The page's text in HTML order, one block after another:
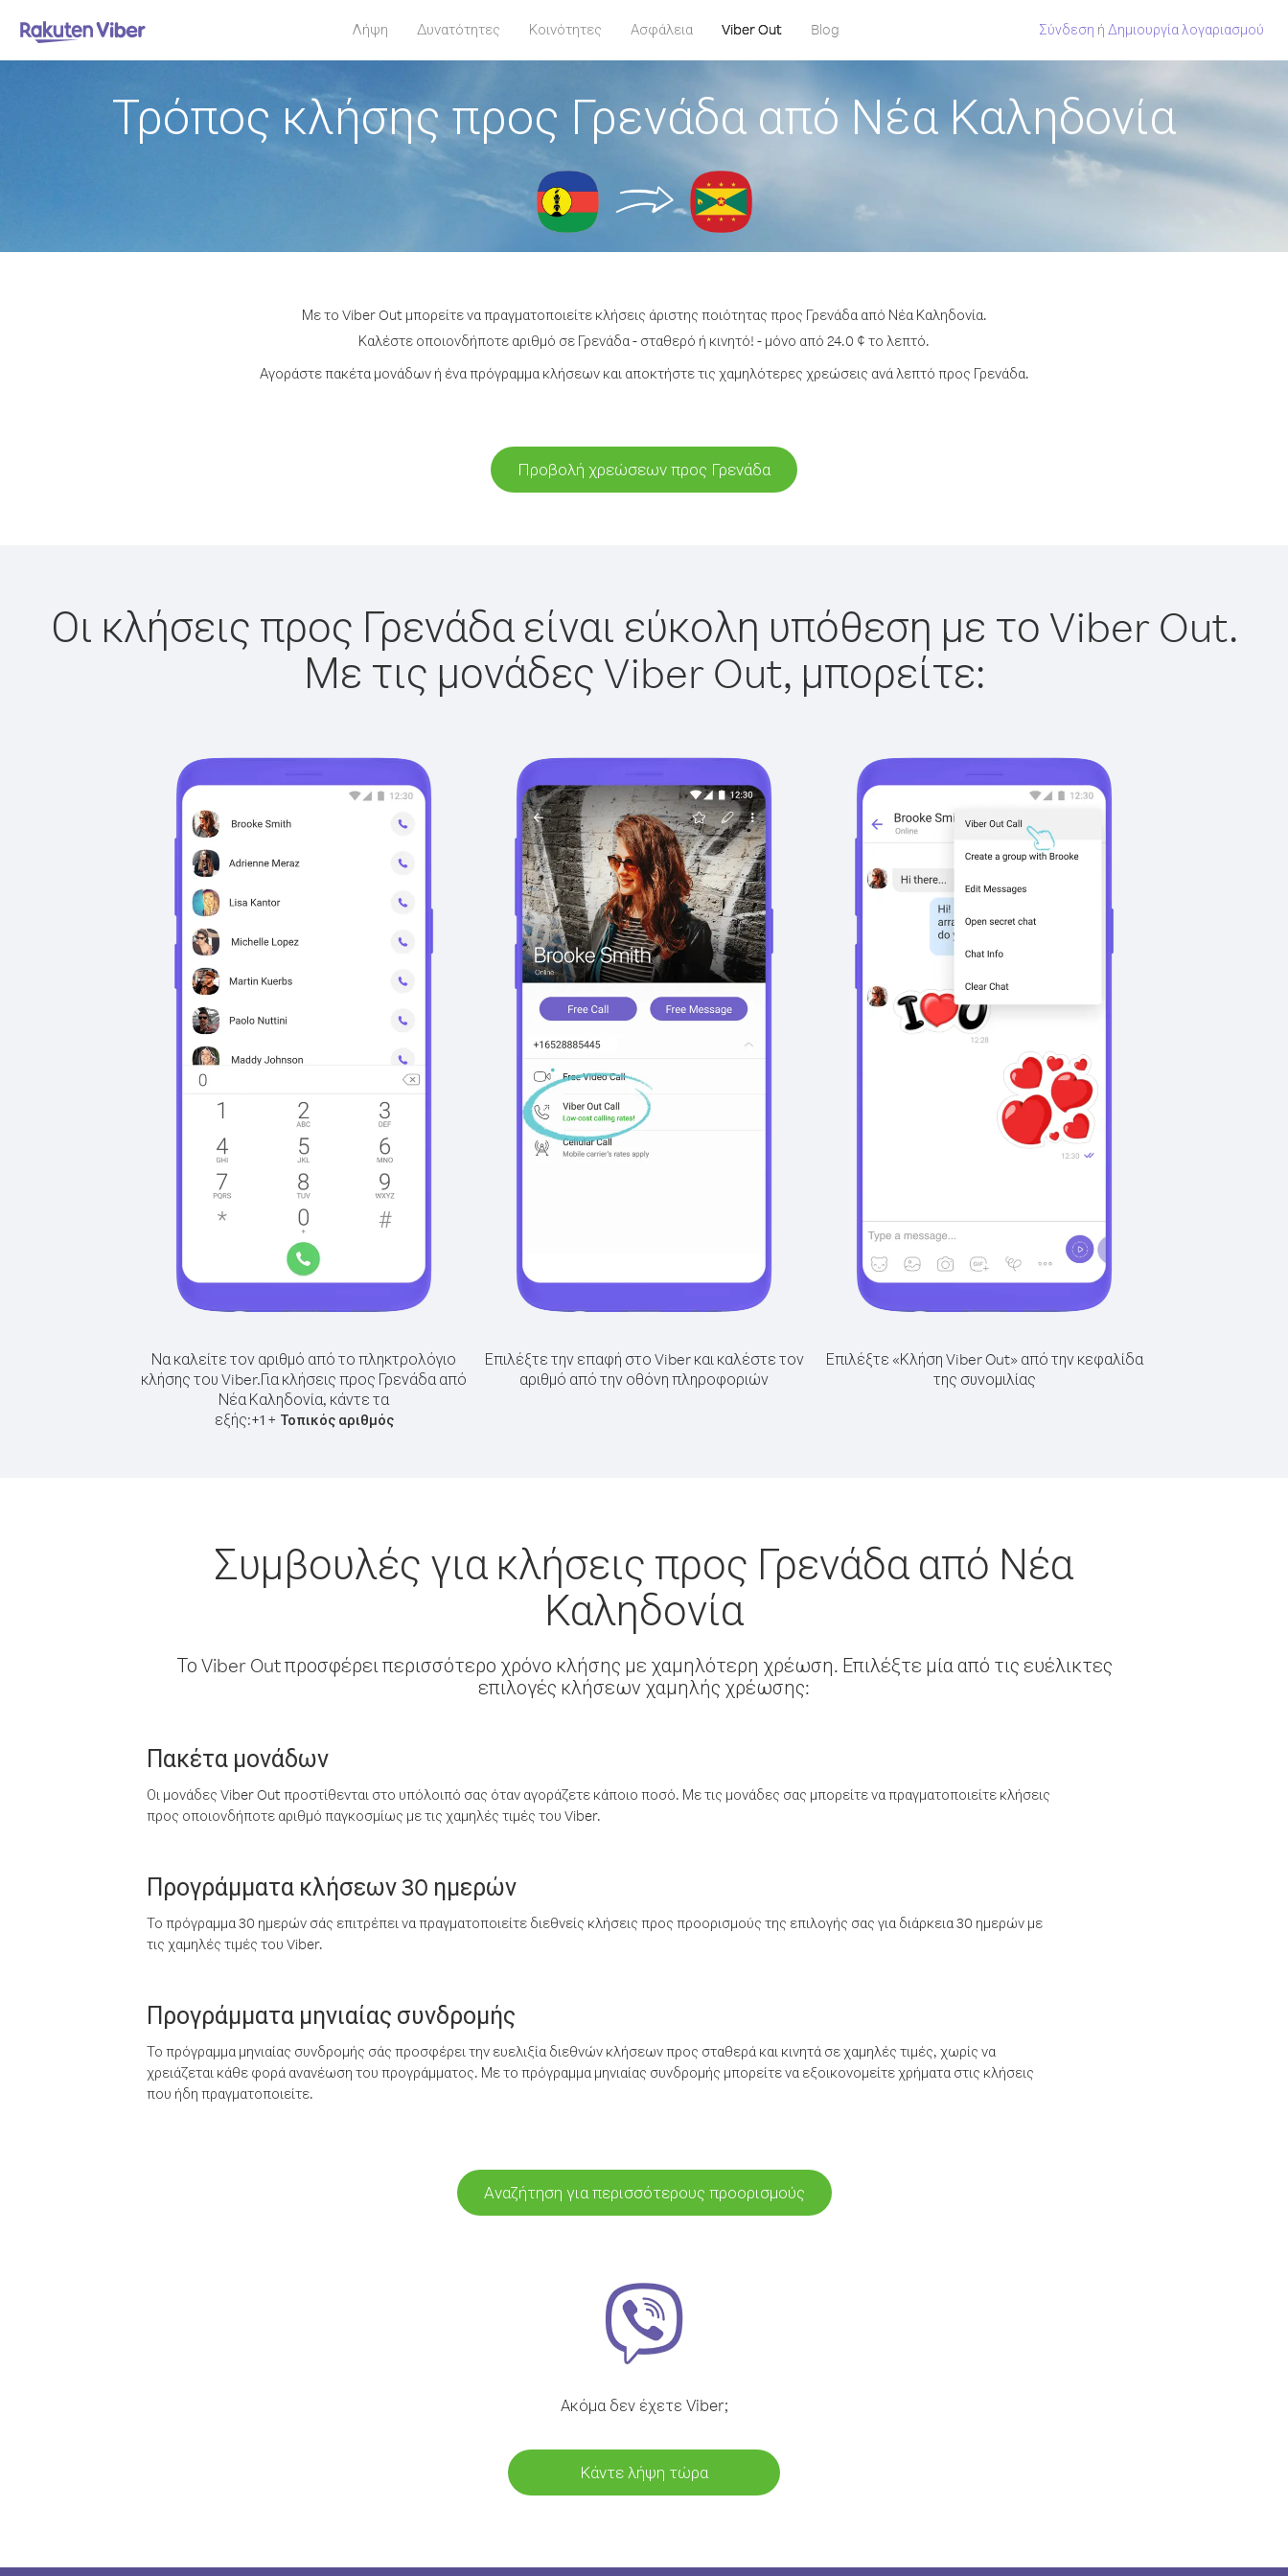
Λήψη Δυνατότητες Κοινότητες Ασφάλεια Viber Out Blog Σύνδεση ή Δημιουργία λογαριασμού
Τρόπος κλήσης προς Γρενάδα από Νέα Καληδονία
Με το Viber Out μπορείτε να πραγματοποιείτε κλήσεις άριστης ποιότητας προς Γρενάδα από Νέα Καληδονία.
Καλέστε οποιονδήποτε αριθμό σε Γρενάδα - σταθερό ή κινητό! - μόνο από 24.0 ¢ το λεπτό.
Αγοράστε πακέτα μονάδων ή ένα πρόγραμμα κλήσεων και αποκτήστε τις χαμηλότερες χρεώσεις ανά λεπτό προς Γρενάδα.
Προβολή χρεώσεων προς Γρενάδα
Οι κλήσεις προς Γρενάδα είναι εύκολη υπόθεση με το Viber Out.
Με τις μονάδες Viber Out, μπορείτε:
Να καλείτε τον αριθμό από το πληκτρολόγιο
κλήσης του Viber.Για κλήσεις προς Γρενάδα από
Νέα Καληδονία, κάντε τα
εξής:+1+ Τοπικός αριθμός
Επιλέξτε την επαφή στο Viber και καλέστε τον
αριθμό από την οθόνη πληροφοριών
Επιλέξτε «Κλήση Viber Out» από την κεφαλίδα
της συνομιλίας
Συμβουλές για κλήσεις προς Γρενάδα από Νέα
Καληδονία
Το Viber Out προσφέρει περισσότερο χρόνο κλήσης με χαμηλότερη χρέωση. Επιλέξτε μία από τις ευέλικτες
επιλογές κλήσεων χαμηλής χρέωσης:
Πακέτα μονάδων
Οι μονάδες Viber Out προστίθενται στο υπόλοιπό σας όταν αγοράζετε κάποιο ποσό. Με τις μονάδες σας μπορείτε να πραγματοποιείτε κλήσεις
προς οποιονδήποτε αριθμό παγκοσμίως με τις χαμηλές τιμές του Viber.
Προγράμματα κλήσεων 30 ημερών
Το πρόγραμμα 30 ημερών σάς επιτρέπει να πραγματοποιείτε διεθνείς κλήσεις προς προορισμούς της επιλογής σας για διάρκεια 30 ημερών με
τις χαμηλές τιμές του Viber.
Προγράμματα μηνιαίας συνδρομής
Το πρόγραμμα μηνιαίας συνδρομής σάς προσφέρει την ευελιξία διεθνών κλήσεων προς σταθερά και κινητά σε χαμηλές τιμές, χωρίς να
χρειάζεται κάθε φορά ανανέωση του προγράμματος. Με το πρόγραμμα μηνιαίας συνδρομής μπορείτε να εξοικονομείτε χρήματα στις κλήσεις
που ήδη πραγματοποιείτε.
Αναζήτηση για περισσότερους προορισμούς
Ακόμα δεν έχετε Viber;
Κάντε λήψη τώρα